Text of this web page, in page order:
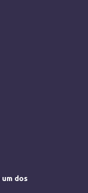
dos